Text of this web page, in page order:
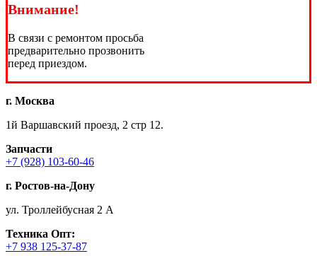
Внимание!
В связи с ремонтом просьба
предварительно прозвонить
перед приездом.
г. Москва
1й Варшавский проезд, 2 стр 12.
Запчасти
+7 (928) 103-60-46
г. Ростов-на-Дону
ул. Троллейбусная 2 А
Техника Опт:
+7 938 125-37-87